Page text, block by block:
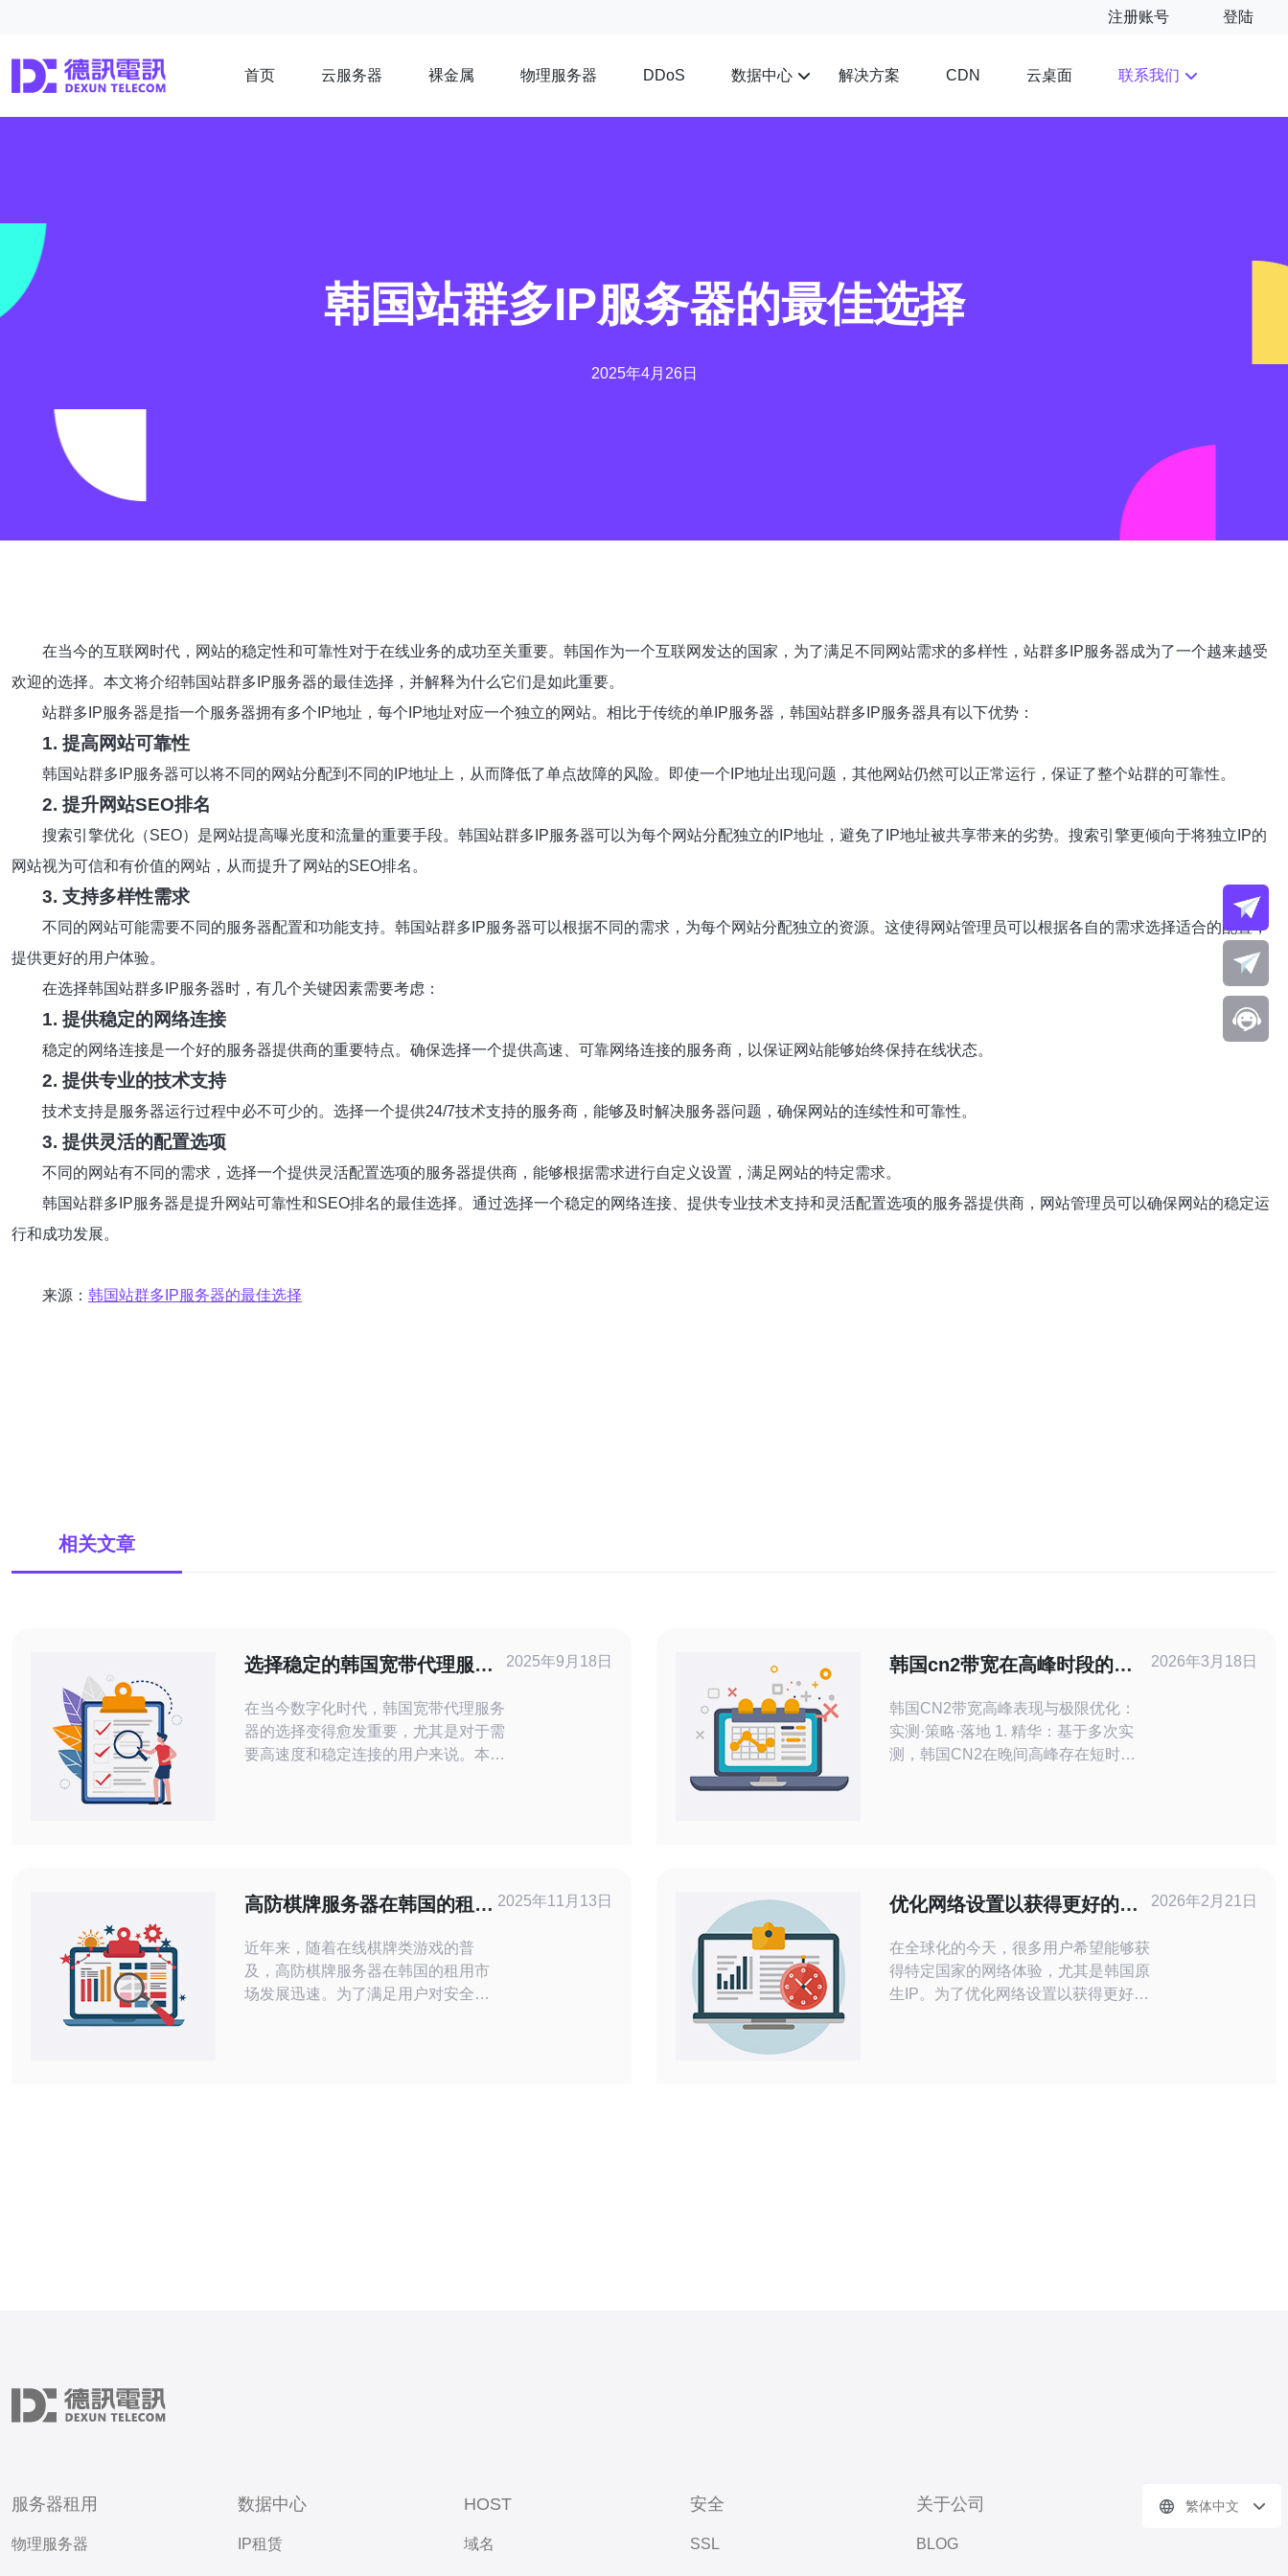
注册账号 登陆
首页 云服务器 裸金属 物理服务器 DDoS 数据中心 解决方案 CDN 云桌面 联系我们
韩国站群多IP服务器的最佳选择
2025年4月26日
在当今的互联网时代，网站的稳定性和可靠性对于在线业务的成功至关重要。韩国作为一个互联网发达的国家，为了满足不同网站需求的多样性，站群多IP服务器成为了一个越来越受
欢迎的选择。本文将介绍韩国站群多IP服务器的最佳选择，并解释为什么它们是如此重要。
站群多IP服务器是指一个服务器拥有多个IP地址，每个IP地址对应一个独立的网站。相比于传统的单IP服务器，韩国站群多IP服务器具有以下优势：
1. 提高网站可靠性
韩国站群多IP服务器可以将不同的网站分配到不同的IP地址上，从而降低了单点故障的风险。即使一个IP地址出现问题，其他网站仍然可以正常运行，保证了整个站群的可靠性。
2. 提升网站SEO排名
搜索引擎优化（SEO）是网站提高曝光度和流量的重要手段。韩国站群多IP服务器可以为每个网站分配独立的IP地址，避免了IP地址被共享带来的劣势。搜索引擎更倾向于将独立IP的
网站视为可信和有价值的网站，从而提升了网站的SEO排名。
3. 支持多样性需求
不同的网站可能需要不同的服务器配置和功能支持。韩国站群多IP服务器可以根据不同的需求，为每个网站分配独立的资源。这使得网站管理员可以根据各自的需求选择适合的配置，
提供更好的用户体验。
在选择韩国站群多IP服务器时，有几个关键因素需要考虑：
1. 提供稳定的网络连接
稳定的网络连接是一个好的服务器提供商的重要特点。确保选择一个提供高速、可靠网络连接的服务商，以保证网站能够始终保持在线状态。
2. 提供专业的技术支持
技术支持是服务器运行过程中必不可少的。选择一个提供24/7技术支持的服务商，能够及时解决服务器问题，确保网站的连续性和可靠性。
3. 提供灵活的配置选项
不同的网站有不同的需求，选择一个提供灵活配置选项的服务器提供商，能够根据需求进行自定义设置，满足网站的特定需求。
韩国站群多IP服务器是提升网站可靠性和SEO排名的最佳选择。通过选择一个稳定的网络连接、提供专业技术支持和灵活配置选项的服务器提供商，网站管理员可以确保网站的稳定运
行和成功发展。
来源： 韩国站群多IP服务器的最佳选择
相关文章
选择稳定的韩国宽带代理服务
在当今数字化时代，韩国宽带代理服务
器的选择变得愈发重要，尤其是对于需
要高速度和稳定连接的用户来说。本文
之前，首先需要了解什么是代理服务
器。代理服务器是一个中介，允许用户
2025年9月18日
韩国cn2带宽在高峰时段的表
韩国CN2带宽高峰表现与极限优化：
实测·策略·落地 1. 精华：基于多次实
测，韩国CN2在晚间高峰存在短时抖
些措施能把拥堵时段的体验提升
30%+。 3. 精华：落地的方
2026年3月18日
高防棋牌服务器在韩国的租用
近年来，随着在线棋牌类游戏的普
及，高防棋牌服务器在韩国的租用市
场发展迅速。为了满足用户对安全性
2025年11月13日
优化网络设置以获得更好的韩
在全球化的今天，很多用户希望能够获
得特定国家的网络体验，尤其是韩国原
生IP。为了优化网络设置以获得更好的
2026年2月21日
服务器租用
物理服务器
数据中心
IP租赁
HOST
域名
安全
SSL
关于公司
BLOG
繁体中文